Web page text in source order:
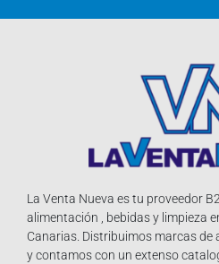
La Venta Nueva es tu proveedor
alimentación , bebidas y limpieza
Canarias. Distribuimos marcas de
y contamos con un extenso